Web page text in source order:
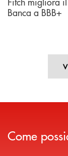
Banca a BBB+
Come